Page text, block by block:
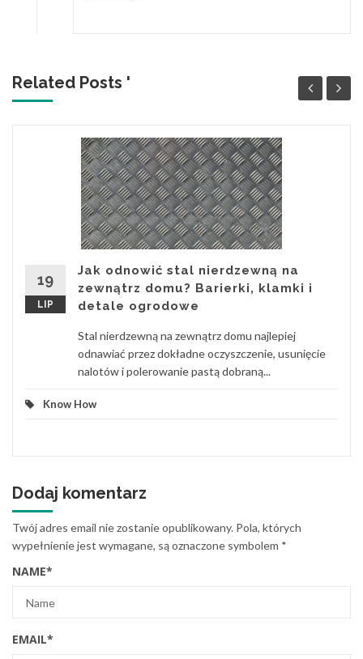
Related Posts '
19
LIP
Jak odnowić stal nierdzewną na
zewnątrz domu? Barierki, klamki i
detale ogrodowe
Stal nierdzewną na zewnątrz domu najlepiej
odnawiać przez dokładne oczyszczenie, usunięcie
nalotów i polerowanie pastą dobraną...
Know How
Dodaj komentarz
Twój adres email nie zostanie opublikowany. Pola, których
wypełnienie jest wymagane, są oznaczone symbolem *
NAME*
EMAIL*